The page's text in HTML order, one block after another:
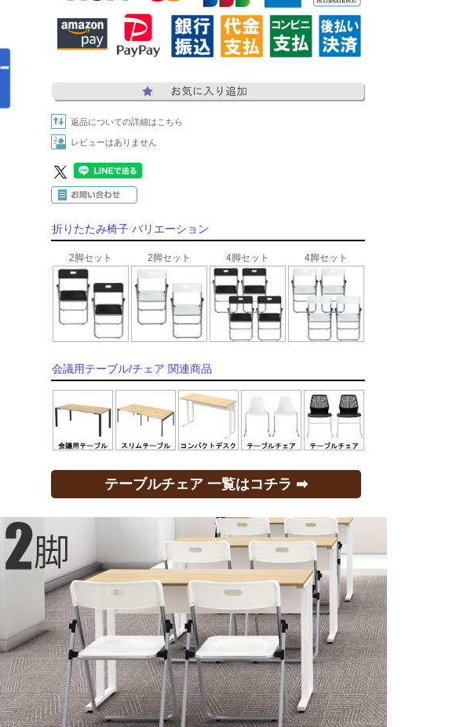
返品についての詳細はこちら
レビューはありません
折りたたみ椅子 バリエーション
2脚セット 2脚セット 4脚セット 4脚セット
会議用テーブル/チェア 関連商品
テーブルチェア 一覧はコチラ ➡